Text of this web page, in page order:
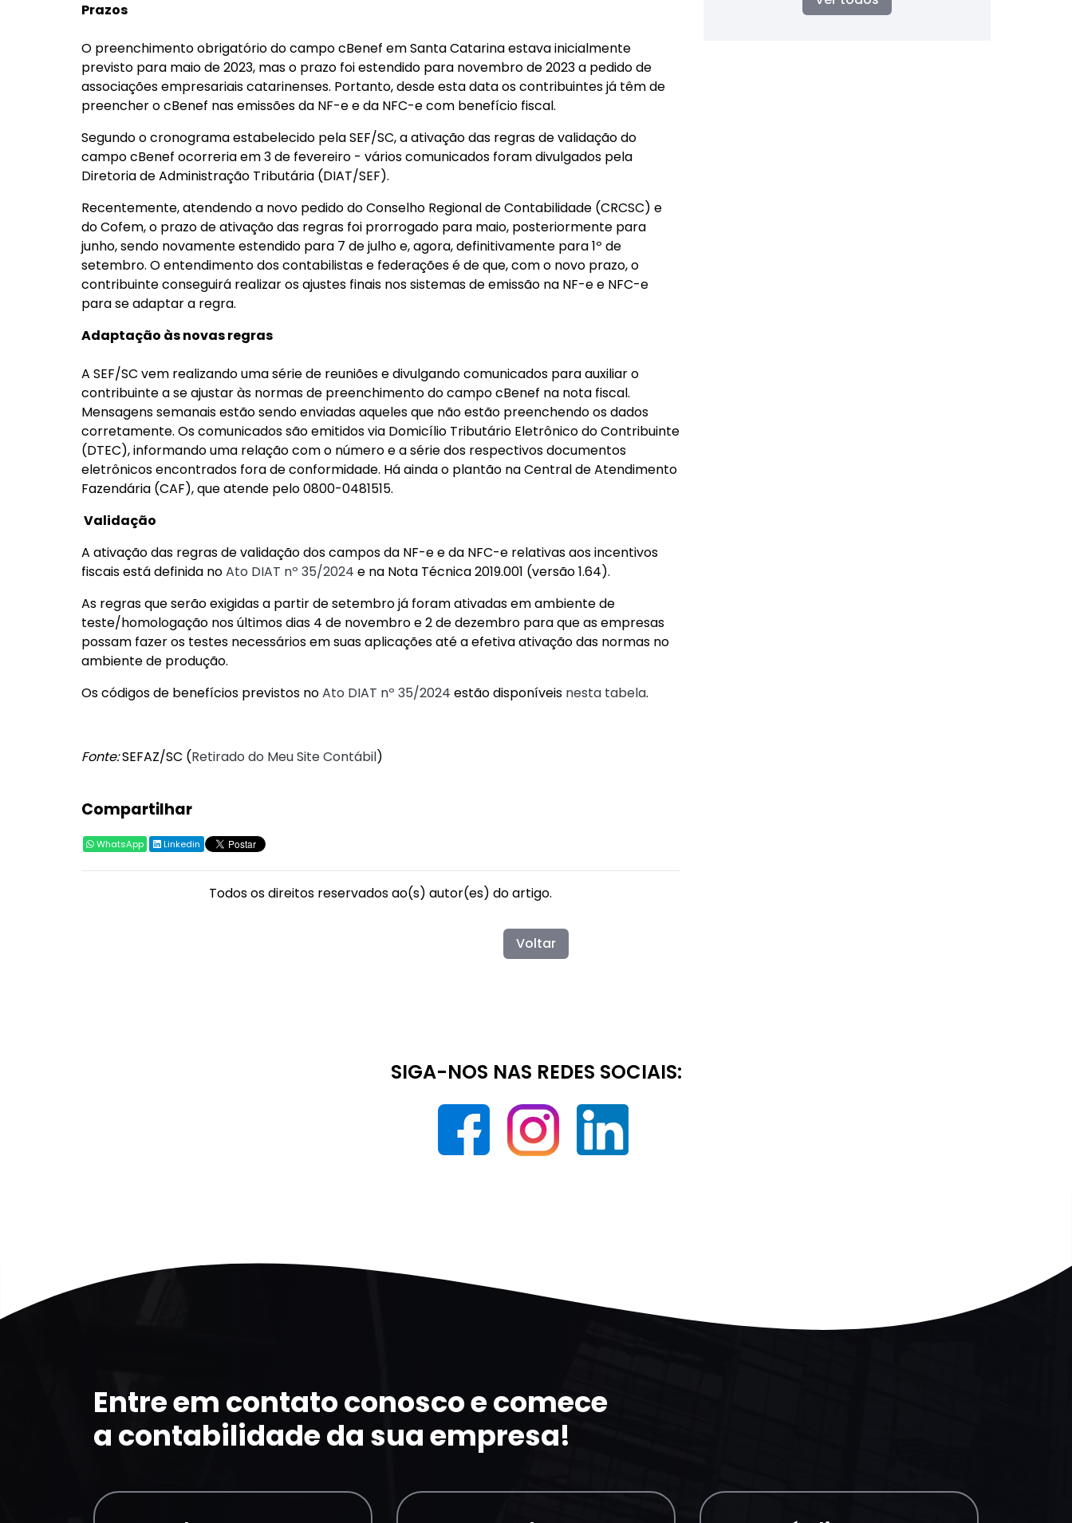
Prazos
O preenchimento obrigatório do campo cBenef em Santa Catarina estava inicialmente
previsto para maio de 2023, mas o prazo foi estendido para novembro de 2023 a pedido de
associações empresariais catarinenses. Portanto, desde esta data os contribuintes já têm de
preencher o cBenef nas emissões da NF-e e da NFC-e com benefício fiscal.
Segundo o cronograma estabelecido pela SEF/SC, a ativação das regras de validação do
campo cBenef ocorreria em 3 de fevereiro - vários comunicados foram divulgados pela
Diretoria de Administração Tributária (DIAT/SEF).
Recentemente, atendendo a novo pedido do Conselho Regional de Contabilidade (CRCSC) e
do Cofem, o prazo de ativação das regras foi prorrogado para maio, posteriormente para
junho, sendo novamente estendido para 7 de julho e, agora, definitivamente para 1º de
setembro. O entendimento dos contabilistas e federações é de que, com o novo prazo, o
contribuinte conseguirá realizar os ajustes finais nos sistemas de emissão na NF-e e NFC-e
para se adaptar a regra.
Adaptação às novas regras
A SEF/SC vem realizando uma série de reuniões e divulgando comunicados para auxiliar o
contribuinte a se ajustar às normas de preenchimento do campo cBenef na nota fiscal.
Mensagens semanais estão sendo enviadas aqueles que não estão preenchendo os dados
corretamente. Os comunicados são emitidos via Domicílio Tributário Eletrônico do Contribuinte
(DTEC), informando uma relação com o número e a série dos respectivos documentos
eletrônicos encontrados fora de conformidade. Há ainda o plantão na Central de Atendimento
Fazendária (CAF), que atende pelo 0800-0481515.
Validação
A ativação das regras de validação dos campos da NF-e e da NFC-e relativas aos incentivos
fiscais está definida noAto DIAT nº 35/2024 e na Nota Técnica 2019.001 (versão 1.64).
As regras que serão exigidas a partir de setembro já foram ativadas em ambiente de
teste/homologação nos últimos dias 4 de novembro e 2 de dezembro para que as empresas
possam fazer os testes necessários em suas aplicações até a efetiva ativação das normas no
ambiente de produção.
Os códigos de benefícios previstos noAto DIAT nº 35/2024 estão disponíveis nesta tabela.
Fonte:SEFAZ/SC (Retirado do Meu Site Contábil)
Compartilhar
WhatsApp Linkedin
Todos os direitos reservados ao(s) autor(es) do artigo.
Voltar
SIGA-NOS NAS REDES SOCIAIS:
Entre em contato conosco e comece
a contabilidade da sua empresa!